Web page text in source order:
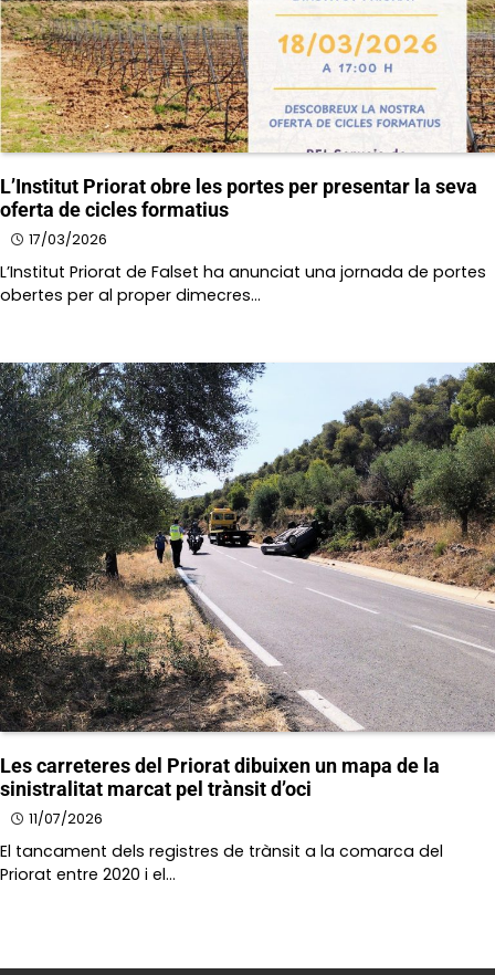
L’Institut Priorat obre les portes per presentar la seva
oferta de cicles formatius
17/03/2026
L’Institut Priorat de Falset ha anunciat una jornada de portes
obertes per al proper dimecres…
Les carreteres del Priorat dibuixen un mapa de la
sinistralitat marcat pel trànsit d’oci
11/07/2026
El tancament dels registres de trànsit a la comarca del
Priorat entre 2020 i el…